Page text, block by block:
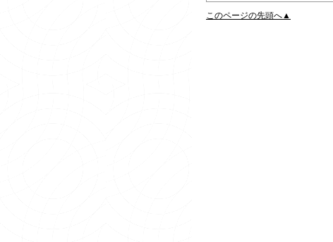
このページの先頭へ▲